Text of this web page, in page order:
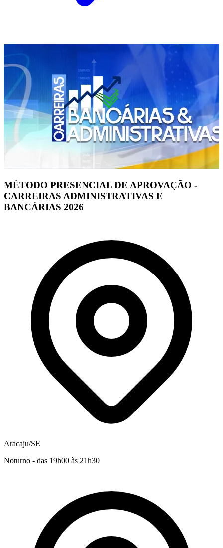
MÉTODO PRESENCIAL DE APROVAÇÃO -
CARREIRAS ADMINISTRATIVAS E
BANCÁRIAS 2026
Aracaju/SE
Noturno - das 19h00 às 21h30